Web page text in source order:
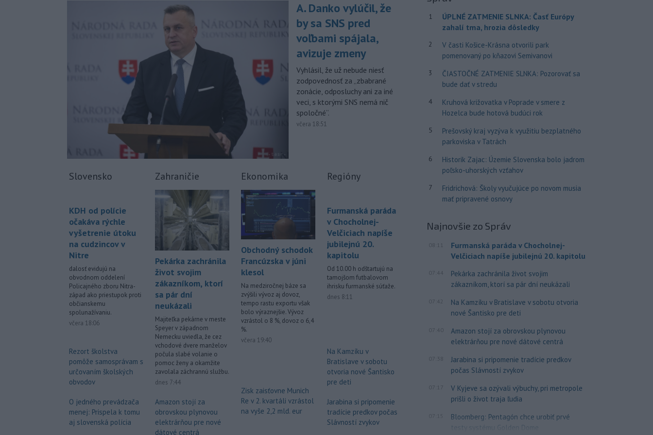
výstrahu prvého stupňa.
11:18 - Ministerstvo vnútra (MV) SR
požiada Národný bezpečnostný
(NBÚ) o nezávislé odborné posúdenie
dodaných radarových zariadení, ktoré
11:03 - Pre pretrvávajúce sucho,
horúčavy a nedostatok pitnej vody
boli do odvolania vyhlásené
mimoriadne situácie v obciach Nižný
Čaj a Vyšný Čaj v okrese Košice-okolie.
A. Danko vylúčil, že
by sa SNS pred
voľbami spájala,
avizuje zmeny
Vyhlásil, že už nebude niesť
zodpovednosť za „zbabrané
zonácie, odposluchy ani za iné
veci, s ktorými SNS nemá nič
spoločné“.
včera 18:51
Slovensko
KDH od polície
očakáva rýchle
vyšetrenie útoku
na cudzincov v
Nitre
dalosť evidujú na
obvodnom oddelení
Policajného zboru Nitra-
západ ako priestupok proti
občianskemu
spolunažívaniu.
včera 18:06
Rezort školstva
pomôže samosprávam s
určovaním školských
obvodov
O jedného prevádzača
menej: Prispela k tomu
aj slovenská polícia
Zahraničie
Pekárka zachránila
život svojim
zákazníkom, ktorí
sa pár dní
neukázali
Majiteľka pekárne v meste
Speyer v západnom
Nemecku uviedla, že cez
vchodové dvere manželov
počula slabé volanie o
pomoc ženy a okamžite
zavolala záchrannú službu.
dnes 7:44
Amazon stojí za
obrovskou plynovou
elektrárňou pre nové
dátové centrá
Ekonomika
Obchodný schodok
Francúzska v júni
klesol
Na medziročnej báze sa
zvýšili vývoz aj dovoz,
tempo rastu exportu však
bolo výraznejšie. Vývoz
vzrástol o 8 %, dovoz o 6,4
%.
včera 19:40
Zisk zaisťovne Munich
Re v 2. kvartáli vzrástol
na vyše 2,2 mld. eur
Regióny
Furmanská paráda
v Chocholnej-
Velčiciach napíše
jubilejnú 20.
kapitolu
Od 10.00 h odštartujú na
tamojšom futbalovom
ihrisku furmanské súťaže.
dnes 8:11
Na Kamzíku v
Bratislave v sobotu
otvoria nové Šantisko
pre deti
Jarabina si pripomenie
tradície predkov počas
Slávností zvykov
1
ÚPLNÉ ZATMENIE SLNKA: Časť Európy
zahalí tma, hrozia dôsledky
2
V časti Košice-Krásna otvorili park
pomenovaný po kňazovi Semivanovi
3
ČIASTOČNÉ ZATMENIE SLNKA: Pozorovať sa
bude dať v stredu
4
Kruhová križovatka v Poprade v smere z
Hozelca bude hotová budúci rok
5
Prešovský kraj vyzýva k využitiu bezplatného
parkoviska v Tatrách
6
Historik Zajac: Územie Slovenska bolo jadrom
poľsko-uhorských vzťahov
7
Fridrichová: Školy vyučujúce po novom musia
mať pripravené osnovy
Najnovšie zo Správ
08:11
Furmanská paráda v Chocholnej-
Velčiciach napíše jubilejnú 20. kapitolu
07:44
Pekárka zachránila život svojim
zákazníkom, ktorí sa pár dní neukázali
07:42
Na Kamzíku v Bratislave v sobotu otvoria
nové Šantisko pre deti
07:40
Amazon stojí za obrovskou plynovou
elektrárňou pre nové dátové centrá
07:38
Jarabina si pripomenie tradície predkov
počas Slávností zvykov
07:17
V Kyjeve sa ozývali výbuchy, pri metropole
prišli o život traja ľudia
07:15
Bloomberg: Pentagón chce urobiť prvé
testy systému Golden Dome